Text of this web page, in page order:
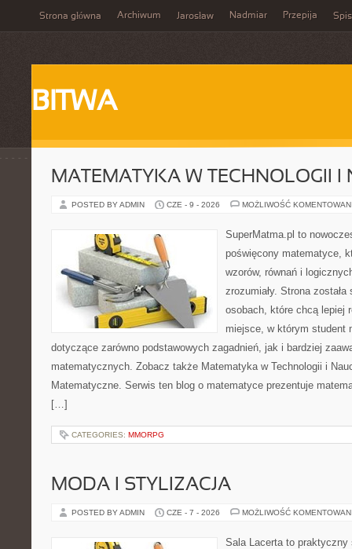
Strona główna Archiwum Jarosław Nadmiar Przepija
BITWA
MATEMATYKA W TECHNOLOGII I
POSTED BY ADMIN CZE - 9 - 2026 MOŻLIWOŚĆ
SuperMatma.pl to
poświęcony matematyce,
wzorów, równań i
zrozumiały. Strona
osobach, które chcą lepiej
miejsce, w którym student
dotyczące zarówno podstawowych zagadnień, jak i bardziej
matematycznych. Zobacz także Matematyka w Technologii i
Matematyczne. Serwis ten blog o matematyce prezentuje
[…]
CATEGORIES: MMORPG
MODA I STYLIZACJA
POSTED BY ADMIN CZE - 7 - 2026 MOŻLIWOŚĆ
Sala Lacerta to praktyczny